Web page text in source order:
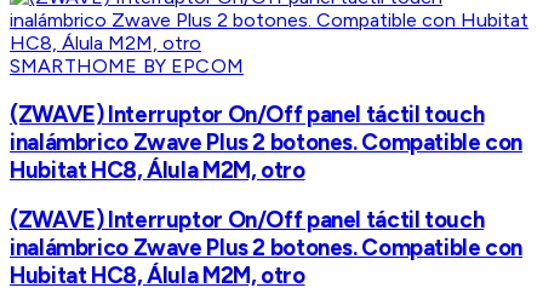
SMARTHOME BY EPCOM
(ZWAVE) Interruptor On/Off panel táctil touch
inalámbrico Zwave Plus 2 botones. Compatible con
Hubitat HC8, Álula M2M, otro
(ZWAVE) Interruptor On/Off panel táctil touch
inalámbrico Zwave Plus 2 botones. Compatible con
Hubitat HC8, Álula M2M, otro